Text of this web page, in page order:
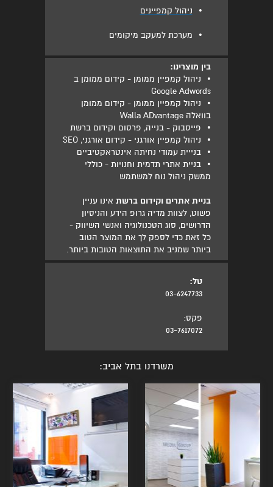
בין מוצרינו:
•
ניהול קמפיין ממומן - קידום ממומן ב
Google Adwords
•
ניהול קמפיין ממומן - קידום ממומן
בוואלה Walla ADvantage
• פייסבוק - בנייה, פרסום וקידום ברשת
• ניהול קמפיין אורגני - קידום אורגני, SEO
• בנייית עמודי נחיתה אינטראקטיביים
•
בניית אתרי תדמית וחנויות - כוללי
ממשק ניהול נוח למשתמש
בניית אתרים וקידום ברשתאינו עניין
פשוט, לצוות מדיה גרופ הידע והניסיון
הדרושים, סוג הטכנולוגיה ואנשי השיווק -
כל זאת כדי לספק לך את המוצר הטוב
ביותר שמניב את התוצאות הטובות ביותר.
• ניהול קמפיינים
• מערכת למעקב מיקומים
טל:
03-6247733
פקס:
03-7617072
משרדנו בתל אביב: